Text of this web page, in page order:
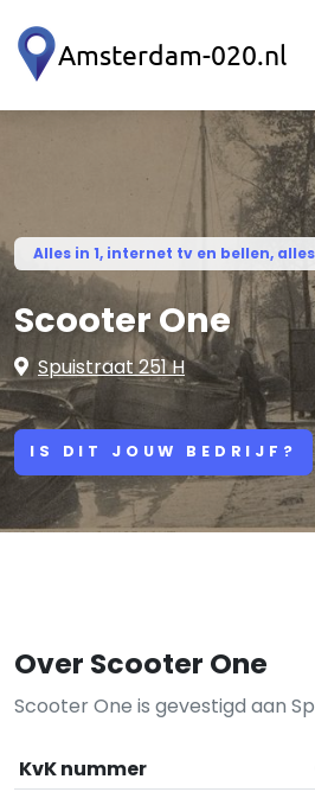
Alles in 1, internet tv en bellen,
Scooter One
Spuistraat 251 H
IS DIT JOUW BEDRIJF?
Over Scooter One
Scooter One is gevestigd aan
KvK nummer